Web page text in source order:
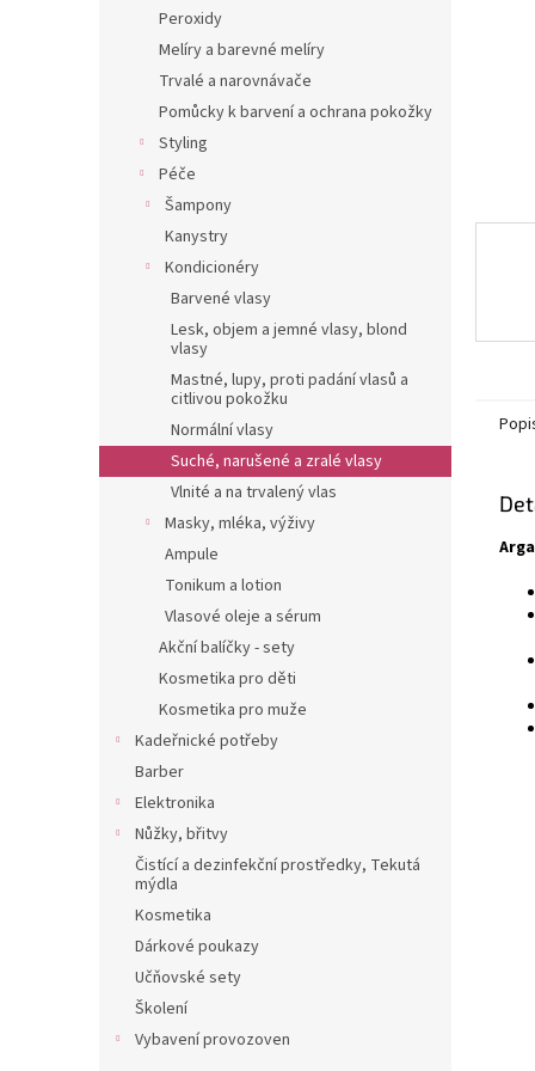
Peroxidy
Melíry a barevné melíry
Trvalé a narovnávače
Pomůcky k barvení a ochrana pokožky
Styling
Péče
Šampony
Kanystry
Kondicionéry
Barvené vlasy
Lesk, objem a jemné vlasy, blond
vlasy
Mastné, lupy, proti padání vlasů a
citlivou pokožku
Normální vlasy
Suché, narušené a zralé vlasy
Vlnité a na trvalený vlas
Masky, mléka, výživy
Ampule
Tonikum a lotion
Vlasové oleje a sérum
Akční balíčky - sety
Kosmetika pro děti
Kosmetika pro muže
Kadeřnické potřeby
Barber
Elektronika
Nůžky, břitvy
Čistící a dezinfekční prostředky, Tekutá
mýdla
Kosmetika
Dárkové poukazy
Učňovské sety
Školení
Vybavení provozoven